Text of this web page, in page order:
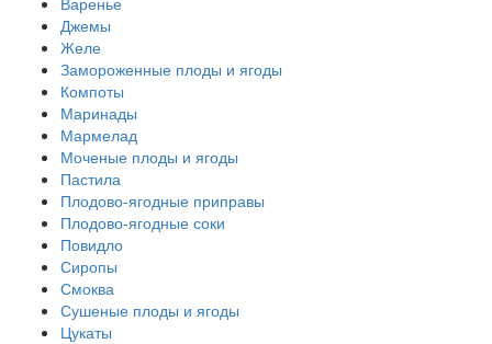
Джемы
Желе
Замороженные плоды и ягоды
Компоты
Маринады
Мармелад
Моченые плоды и ягоды
Пастила
Плодово-ягодные приправы
Плодово-ягодные соки
Повидло
Сиропы
Смоква
Сушеные плоды и ягоды
Цукаты